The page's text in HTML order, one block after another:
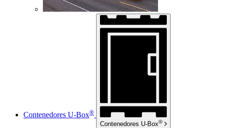
Contenedores U-Box®
Contenedores U-Box®